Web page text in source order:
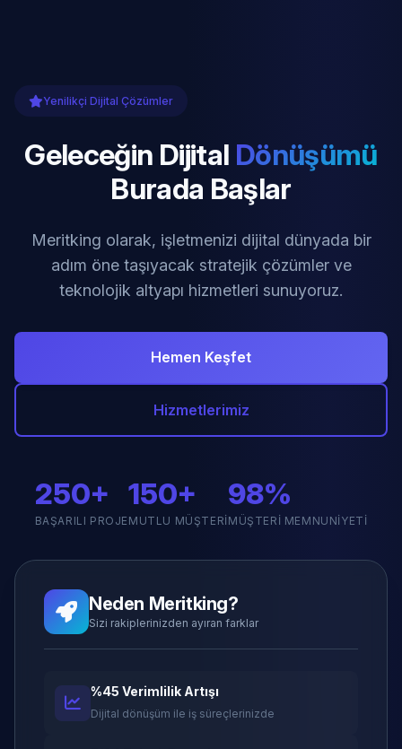
Yenilikçi Dijital Çözümler
Geleceğin Dijital Dönüşümü
Burada Başlar
Meritking olarak, işletmenizi dijital dünyada bir
adım öne taşıyacak stratejik çözümler ve
teknolojik altyapı hizmetleri sunuyoruz.
Hemen Keşfet
Hizmetlerimiz
250+
BAŞARILI PROJE
150+
MUTLU MÜŞTERI
98%
MÜŞTERI MEMNUNIYETI
Neden Meritking?
Sizi rakiplerinizden ayıran farklar
%45 Verimlilik Artışı
Dijital dönüşüm ile iş süreçlerinizde